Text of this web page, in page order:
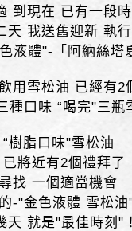
到現在 已有一段
天 我送舊迎新 執
液體"-「阿納絲塔
用雪松油 已經有2
種口味 “喝完"三瓶
樹脂口味"雪松油
將近有2個禮拜了
找 一個適當機會
-"金色液體 雪松油
天 就是"最佳時刻"